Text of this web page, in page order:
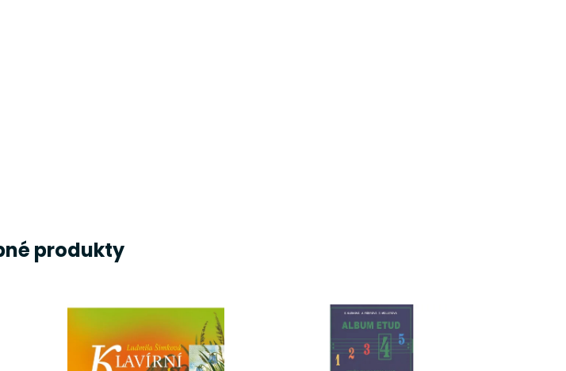
produkty